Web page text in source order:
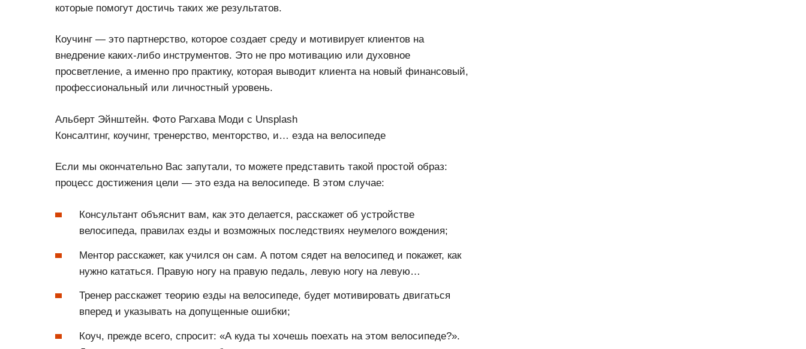
которые помогут достичь таких же результатов.
Коучинг — это партнерство, которое создает среду и мотивирует клиентов на
внедрение каких-либо инструментов. Это не про мотивацию или духовное
просветление, а именно про практику, которая выводит клиента на новый финансовый,
профессиональный или личностный уровень.
Альберт Эйнштейн. ​Фото Рагхава Моди с Unsplash
Консалтинг, коучинг, тренерство, менторство, и… езда на велосипеде
Если мы окончательно Вас запутали, то можете представить такой простой образ:
процесс достижения цели — это езда на велосипеде. В этом случае:
Консультант объяснит вам, как это делается, расскажет об устройстве
велосипеда, правилах езды и возможных последствиях неумелого вождения;
Ментор расскажет, как учился он сам. А потом сядет на велосипед и покажет, как
нужно кататься. Правую ногу на правую педаль, левую ногу на левую…
Тренер расскажет теорию езды на велосипеде, будет мотивировать двигаться
вперед и указывать на допущенные ошибки;
Коуч, прежде всего, спросит: «А куда ты хочешь поехать на этом велосипеде?».